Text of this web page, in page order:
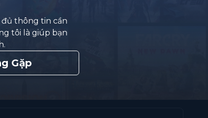
đủ thông tin cần
tôi là giúp bạn
Gặp